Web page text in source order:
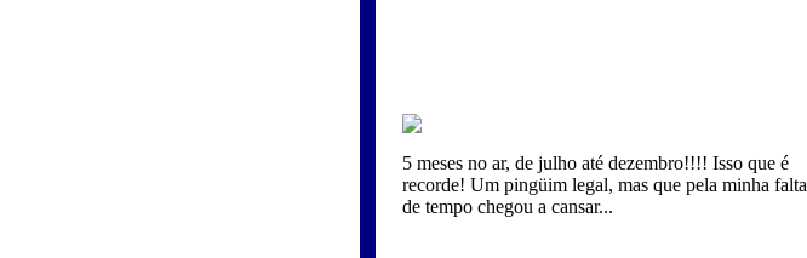
5 meses no ar, de julho até dezembro!!!! Isso que é
recorde! Um pingüim legal, mas que pela minha falta
de tempo chegou a cansar...